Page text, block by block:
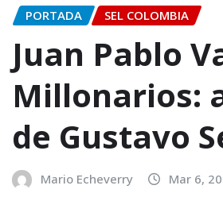
PORTADA SEL COLOMBIA
Juan Pablo
Millonarios:
de Gustavo
Mario Echeverry Mar 6,